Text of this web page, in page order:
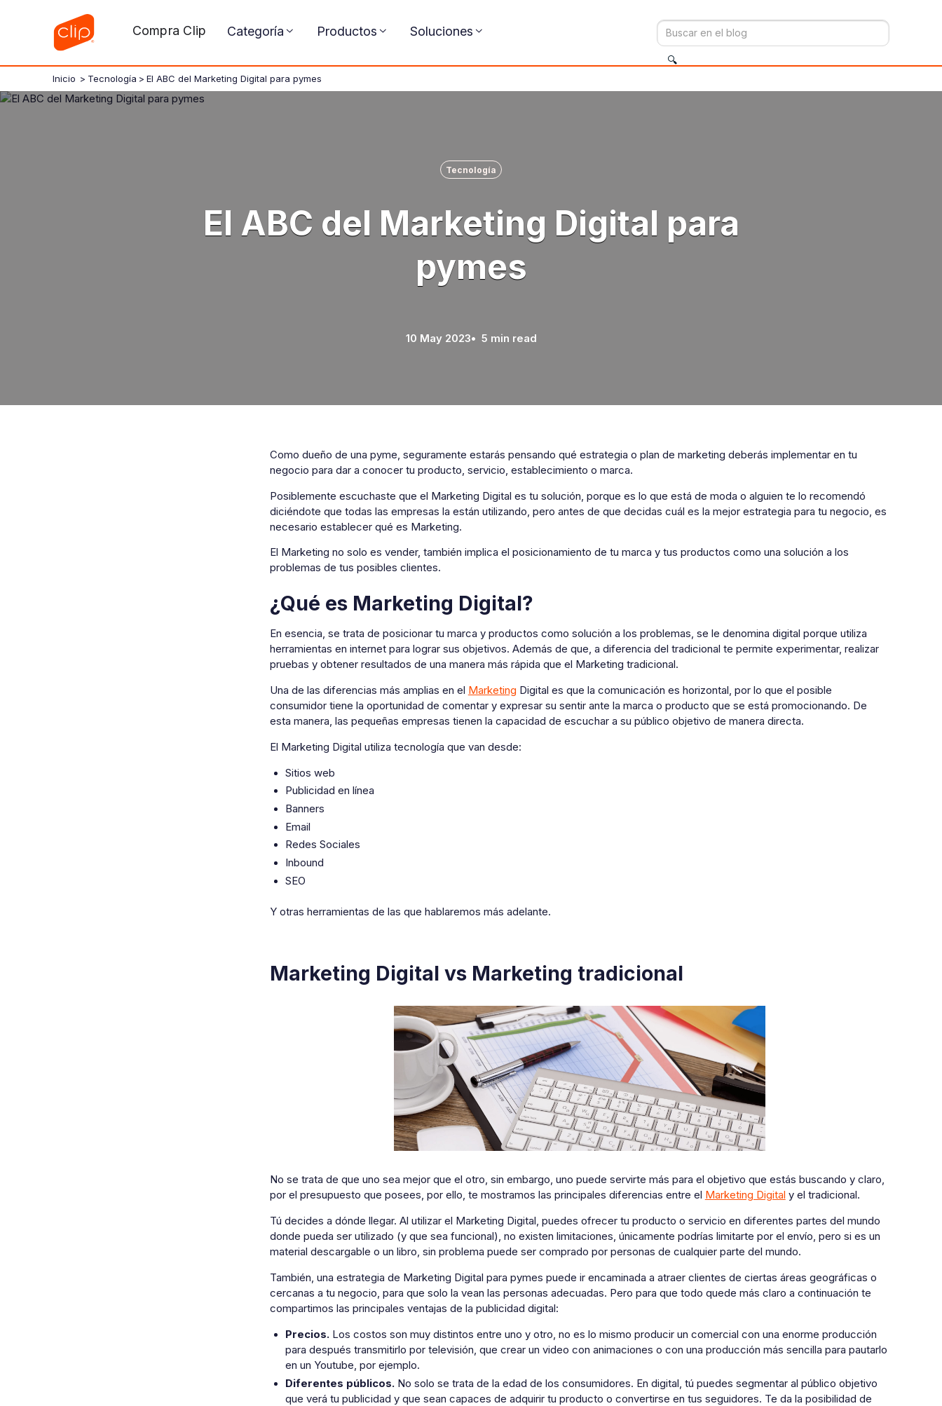
Compra Clip Categoría Productos Soluciones
Inicio > Tecnología > El ABC del Marketing Digital para pymes
Tecnología
El ABC del Marketing Digital para
pymes
10 May 2023• 5 min read
Como dueño de una pyme, seguramente estarás pensando qué estrategia o plan de marketing deberás implementar en tu
negocio para dar a conocer tu producto, servicio, establecimiento o marca.
Posiblemente escuchaste que el Marketing Digital es tu solución, porque es lo que está de moda o alguien te lo recomendó
diciéndote que todas las empresas la están utilizando, pero antes de que decidas cuál es la mejor estrategia para tu negocio, es
necesario establecer qué es Marketing.
El Marketing no solo es vender, también implica el posicionamiento de tu marca y tus productos como una solución a los
problemas de tus posibles clientes.
¿Qué es Marketing Digital?
En esencia, se trata de posicionar tu marca y productos como solución a los problemas, se le denomina digital porque utiliza
herramientas en internet para lograr sus objetivos. Además de que, a diferencia del tradicional te permite experimentar, realizar
pruebas y obtener resultados de una manera más rápida que el Marketing tradicional.
Una de las diferencias más amplias en el Marketing Digital es que la comunicación es horizontal, por lo que el posible
consumidor tiene la oportunidad de comentar y expresar su sentir ante la marca o producto que se está promocionando. De
esta manera, las pequeñas empresas tienen la capacidad de escuchar a su público objetivo de manera directa.
El Marketing Digital utiliza tecnología que van desde:
Sitios web
Publicidad en línea
Banners
Email
Redes Sociales
Inbound
SEO
Y otras herramientas de las que hablaremos más adelante.
Marketing Digital vs Marketing tradicional
No se trata de que uno sea mejor que el otro, sin embargo, uno puede servirte más para el objetivo que estás buscando y claro,
por el presupuesto que posees, por ello, te mostramos las principales diferencias entre el Marketing Digital y el tradicional.
Tú decides a dónde llegar. Al utilizar el Marketing Digital, puedes ofrecer tu producto o servicio en diferentes partes del mundo
donde pueda ser utilizado (y que sea funcional), no existen limitaciones, únicamente podrías limitarte por el envío, pero si es un
material descargable o un libro, sin problema puede ser comprado por personas de cualquier parte del mundo.
También, una estrategia de Marketing Digital para pymes puede ir encaminada a atraer clientes de ciertas áreas geográficas o
cercanas a tu negocio, para que solo la vean las personas adecuadas. Pero para que todo quede más claro a continuación te
compartimos las principales ventajas de la publicidad digital:
Precios. Los costos son muy distintos entre uno y otro, no es lo mismo producir un comercial con una enorme producción
para después transmitirlo por televisión, que crear un video con animaciones o con una producción más sencilla para pautarlo
en un Youtube, por ejemplo.
Diferentes públicos. No solo se trata de la edad de los consumidores. En digital, tú puedes segmentar al público objetivo
que verá tu publicidad y que sean capaces de adquirir tu producto o convertirse en tus seguidores. Te da la posibilidad de